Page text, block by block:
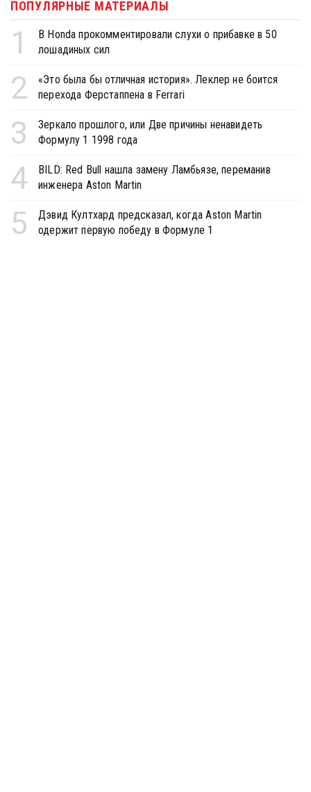
ПОПУЛЯРНЫЕ МАТЕРИАЛЫ
1
В Honda прокомментировали слухи о прибавке в 50
лошадиных сил
2
«Это была бы отличная история». Леклер не боится
перехода Ферстаппена в Ferrari
3
Зеркало прошлого, или Две причины ненавидеть
Формулу 1 1998 года
4
BILD: Red Bull нашла замену Ламбьязе, переманив
инженера Aston Martin
5
Дэвид Култхард предсказал, когда Aston Martin
одержит первую победу в Формуле 1